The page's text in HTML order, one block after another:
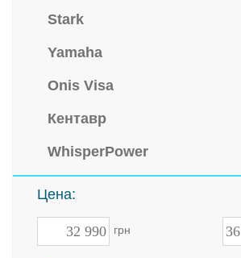
Stark
Yamaha
Onis Visa
Кентавр
WhisperPower
Цена:
грн